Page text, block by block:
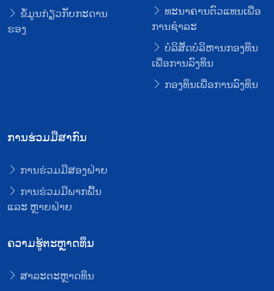
ຂໍ້ມູນກ່ຽວກັບກະດານ
ຮອງ
ທະນາຄານຕົວແທນເພື່ອ
ການຊໍາລະ
ບໍລິສັດບໍລິຫານກອງທຶນ
ເພື່ອການລົງທຶນ
ກອງທຶນເພື່ອການລົງທຶນ
ການຮ່ວມມືສາກົນ
ການຮ່ວມມືສອງຝ່າຍ
ການຮ່ວມມືພາກພື້ນ
ແລະ ຫຼາຍຝ່າຍ
ຄວາມຮູ້ຕະຫຼາດທຶນ
ສາລະຕະຫຼາດທຶນ